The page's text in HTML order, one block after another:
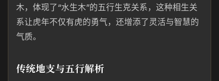
木，体现了“水生木”的五行生克关系，这种相生关
系让虎年不仅有虎的勇气，还增添了灵活与智慧的
气质。
传统地支与五行解析